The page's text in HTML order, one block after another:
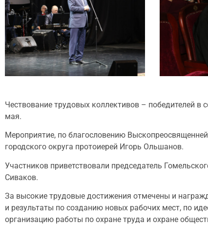
Чествование трудовых коллективов – победителей
мая.
Мероприятие, по благословению
городского округа протоиерей Игорь Ольшанов.
Участников приветствовали председатель
Сиваков.
За высокие трудовые достижения отмечены и
и результаты по созданию новых рабочих мест, по
организацию работы по охране труда и охране